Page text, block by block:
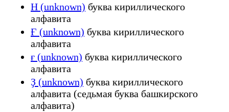
Н (unknown) буква кириллического
алфавита
Ғ (unknown) буква кириллического
алфавита
ғ (unknown) буква кириллического
алфавита
Ҙ (unknown) буква кириллического
алфавита (седьмая буква башкирского
алфавита)